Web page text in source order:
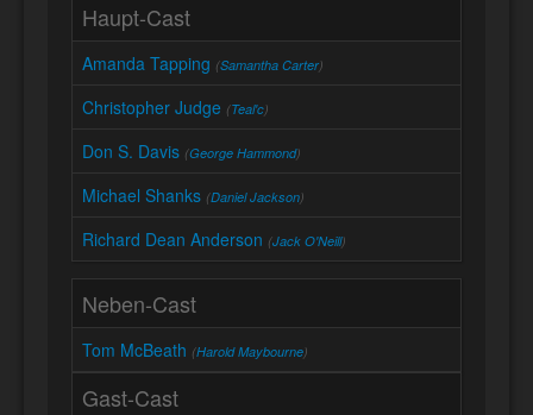
Haupt-Cast
Amanda Tapping (Samantha Carter)
Christopher Judge (Teal'c)
Don S. Davis (George Hammond)
Michael Shanks (Daniel Jackson)
Richard Dean Anderson (Jack O'Neill)
Neben-Cast
Tom McBeath (Harold Maybourne)
Gast-Cast